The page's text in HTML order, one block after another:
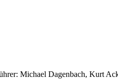
Michael Dagenbach, Kurt